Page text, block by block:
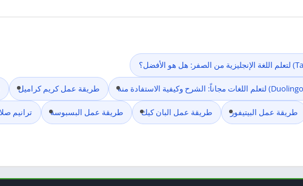
طريقة عمل كريم كراميل
طريقة عمل البيتيفور طريقة عمل البان كيك طريقة عمل البسبوسة ترانيم